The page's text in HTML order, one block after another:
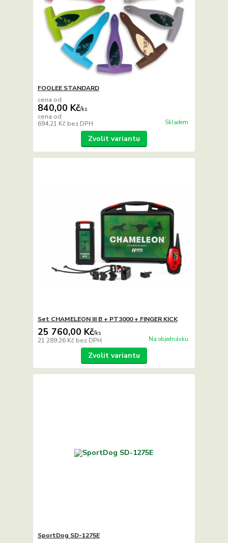
FOOLEE STANDARD
cena od
840,00 Kč/ks
cena od
694,21 Kč bez DPH Skladem
Zvolit variantu
Set CHAMELEON III B + PT3000 + FINGER KICK
25 760,00 Kč/ks
21 289,26 Kč bez DPH Na objednávku
Zvolit variantu
SportDog SD-1275E